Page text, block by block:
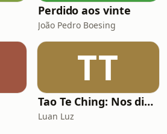
Perdido aos vinte
João Pedro Boesing
TT
Tao Te Ching: Nos dias de hoje
Luan Luz